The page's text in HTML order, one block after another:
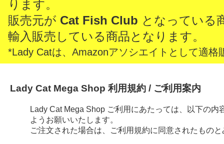
ります。
販売元が Cat Fish Club となっている
輸入販売している商品となります。
*Lady Catは、Amazonアソシエイトとして適格
Lady Cat Mega Shop 利用規約 / ご利用案内
Lady Cat Mega Shop ご利用にあたっては、以下の
ようお願いいたします。
ご注文された場合は、ご利用規約に同意されたもの